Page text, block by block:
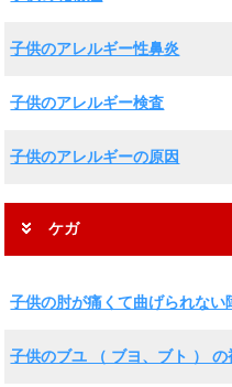
子供のアレルギー性鼻炎
子供のアレルギー検査
子供のアレルギーの原因
ケガ
子供の肘が痛くて曲げられない
子供のブユ （ ブヨ、ブト ）